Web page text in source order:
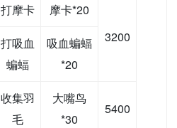
打摩卡
摩卡*20
3200
打吸血
蝙蝠
吸血蝙蝠
*20
收集羽
毛
大嘴鸟
*30
5400